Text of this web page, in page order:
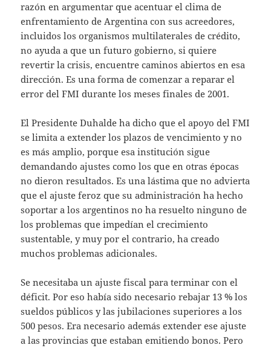
razón en argumentar que acentuar el clima de
enfrentamiento de Argentina con sus acreedores,
incluidos los organismos multilaterales de crédito,
no ayuda a que un futuro gobierno, si quiere
revertir la crisis, encuentre caminos abiertos en esa
dirección. Es una forma de comenzar a reparar el
error del FMI durante los meses finales de 2001.
El Presidente Duhalde ha dicho que el apoyo del FMI
se limita a extender los plazos de vencimiento y no
es más amplio, porque esa institución sigue
demandando ajustes como los que en otras épocas
no dieron resultados. Es una lástima que no advierta
que el ajuste feroz que su administración ha hecho
soportar a los argentinos no ha resuelto ninguno de
los problemas que impedían el crecimiento
sustentable, y muy por el contrario, ha creado
muchos problemas adicionales.
Se necesitaba un ajuste fiscal para terminar con el
déficit. Por eso había sido necesario rebajar 13 % los
sueldos públicos y las jubilaciones superiores a los
500 pesos. Era necesario además extender ese ajuste
a las provincias que estaban emitiendo bonos. Pero